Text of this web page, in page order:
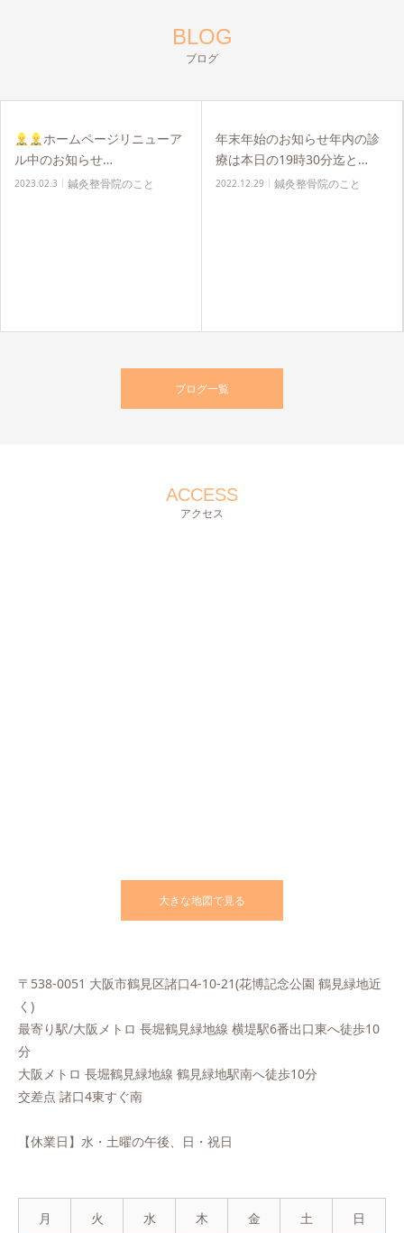
BLOG
ブログ
ホームページリニューア
ル中のお知らせ…
2023.02.3 鍼灸整骨院のこと
年末年始のお知らせ年内の診
療は本日の19時30分迄と…
2022.12.29 鍼灸整骨院のこと
ブログ一覧
ACCESS
アクセス
大きな地図で見る
〒538-0051 大阪市鶴見区諸口4-10-21(花博記念公園 鶴見緑地近
く)
最寄り駅/大阪メトロ 長堀鶴見緑地線 横堤駅6番出口東へ徒歩10
分
大阪メトロ 長堀鶴見緑地線 鶴見緑地駅南へ徒歩10分
交差点 諸口4東すぐ南
【休業日】水・土曜の午後、日・祝日
月 火 水 木 金 土 日